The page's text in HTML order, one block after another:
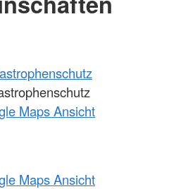
Maps Ansicht
Maps Ansicht